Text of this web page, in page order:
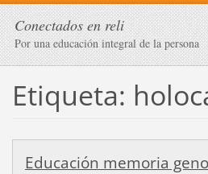
Conectados en reli
Por una educación integral de la persona
Etiqueta:
Educación memoria